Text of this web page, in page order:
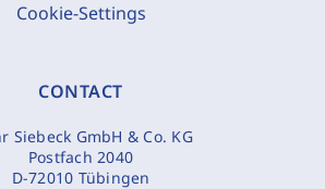
Cookie-Settings
CONTACT
Siebeck GmbH & Co. KG
Postfach 2040
D-72010 Tübingen